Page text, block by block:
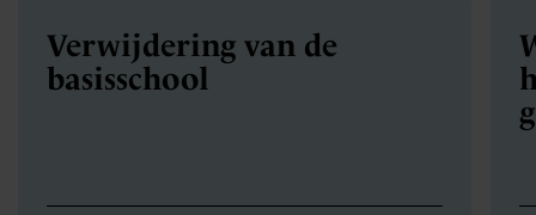
Verwijdering van de
basisschool